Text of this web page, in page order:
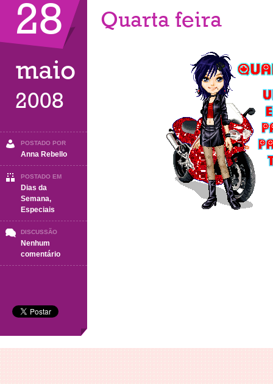
28
maio
2008
POSTADO POR
Anna Rebello
POSTADO EM
Dias da
Semana,
Especiais
DISCUSSÃO
Nenhum
comentárioem
Quarta
Quarta feira